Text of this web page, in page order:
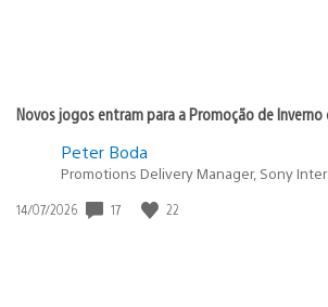
Novos jogos entram para a Promoção de
Peter Boda
Promotions Delivery Manager, Sony
Data
14/07/2026 17 22